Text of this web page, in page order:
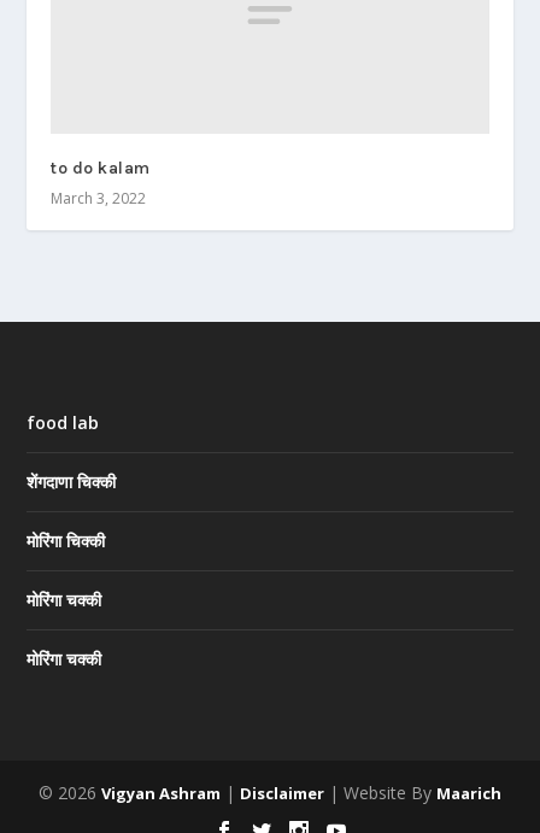
to do kalam
March 3, 2022
food lab
शेंगदाणा चिक्की
मोरिंगा चिक्की
मोरिंगा चक्की
मोरिंगा चक्की
© 2026 Vigyan Ashram | Disclaimer | Website By Maarich